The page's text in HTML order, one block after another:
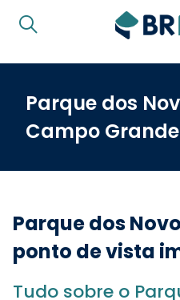
Parque dos
Campo
Parque dos
ponto de vista
Tudo sobre o